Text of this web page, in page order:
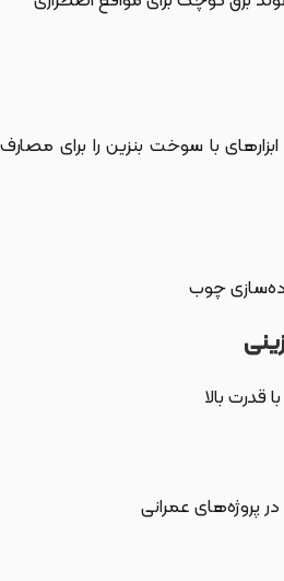
با سوخت بنزین را برای مصارف
چوب
بالا
پروژه‌های عمرانی